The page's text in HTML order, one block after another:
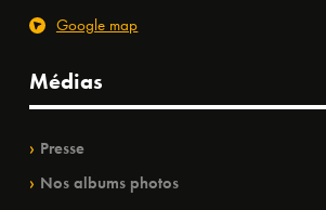
Google map
Médias
Presse
Nos albums photos